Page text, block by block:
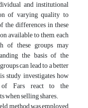
and institutional
of varying quality to
the differences in these
available to them, each
of these groups may
the basis of the
can lead to a better
study investigates how
Fars react to the
when selling shares.